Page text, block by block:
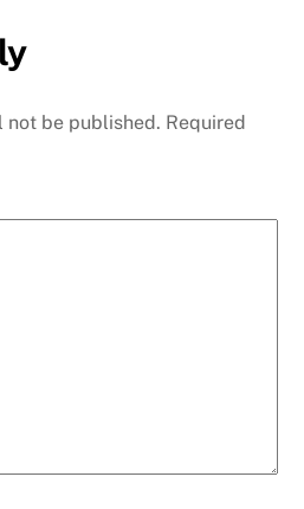
not be published. Required